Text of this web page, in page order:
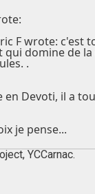
F wrote: c'est
qui domine de
.
en Devoti, il a
je pense...
YCCarnac.